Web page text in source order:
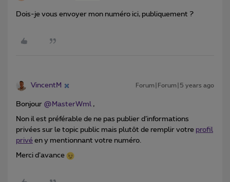
Dois-je vous envoyer mon numéro ici, publiquement ?
VincentM Forum|Forum|5 years ago
Bonjour @MasterWml ,
Non il est préférable de ne pas publier d’informations
privées sur le topic public mais plutôt de remplir votre profil
privé en y mentionnant votre numéro.
Merci d’avance